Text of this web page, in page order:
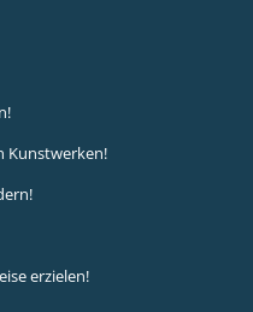
Kunstwerken!
erzielen!